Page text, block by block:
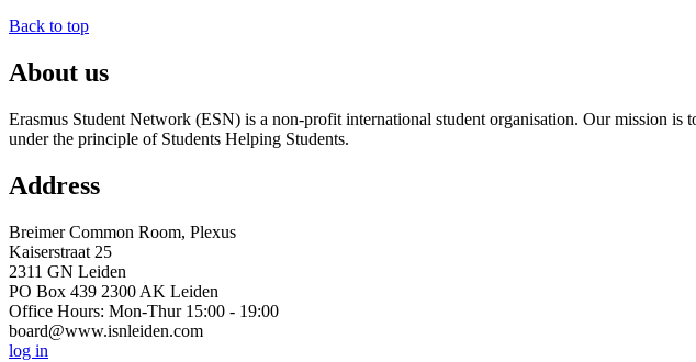
Back to top
About us
Erasmus Student Network (ESN) is a non-profit international student organisation. Our mission
under the principle of Students Helping Students.
Address
Breimer Common Room, Plexus
Kaiserstraat 25
2311 GN Leiden
PO Box 439 2300 AK Leiden
Office Hours: Mon-Thur 15:00 - 19:00
board@www.isnleiden.com
log in